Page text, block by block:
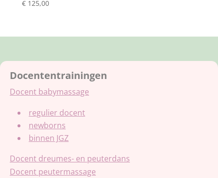
€125,00
Docententrainingen
Docent babymassage
regulier docent
newborns
binnen JGZ
Docent dreumes- en peuterdans
Docent peutermassage